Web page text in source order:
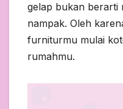
gelap bukan berarti
nampak. Oleh
furniturmu mulai
rumahmu.